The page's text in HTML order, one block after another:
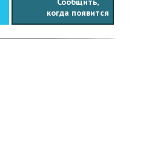
когда появится